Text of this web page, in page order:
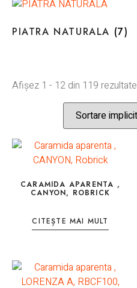
PIATRA NATURALA (7)
Afișez 1 - 12 din 119 rezultate
CARAMIDA APARENTA ,
CANYON, ROBRICK
CITEȘTE MAI MULT